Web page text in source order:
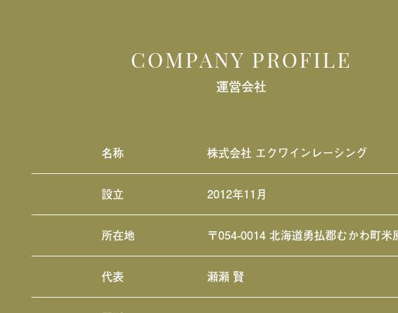
COMPANY PROFILE
運営会社
名称 株式会社 エクワインレーシング
設立 2012年11月
所在地 〒054-0014 北海道勇払郡むかわ町米
代表 瀬瀬 賢